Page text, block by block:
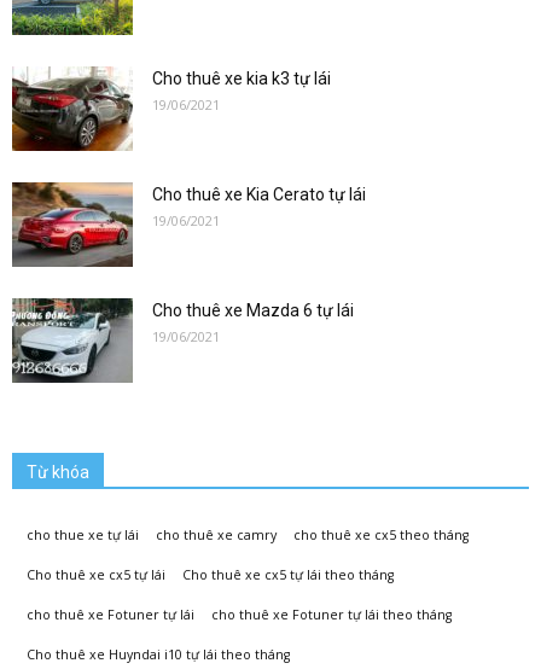
Xe
Lái
Phương
Cho thuê xe kia k3 tự lái
19/06/2021
Cho thuê xe Kia Cerato tự lái
19/06/2021
Cho thuê xe Mazda 6 tự lái
19/06/2021
Từ khóa
cho thue xe tự lái cho thuê xe camry cho thuê xe cx5 theo tháng
Cho thuê xe cx5 tự lái Cho thuê xe cx5 tự lái theo tháng
cho thuê xe Fotuner tự lái cho thuê xe Fotuner tự lái theo tháng
Cho thuê xe Huyndai i10 tự lái theo tháng